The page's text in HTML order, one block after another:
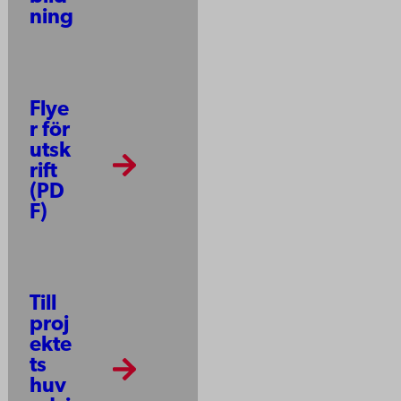
ning
Flye
r för
utsk
rift
(PD
F)
Till
proj
ekte
ts
huv